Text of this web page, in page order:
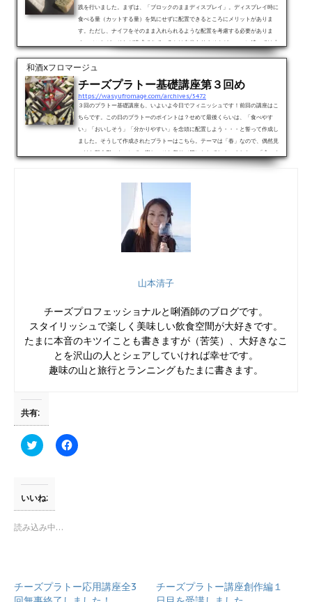
践を行いました。まずは、「ブロックのままディスプレイ」。ディスプレイ時に
食べる量（カットする量）を気にせずに配置できるところにメリットがありま
す。ただし、ナイフをそのまま入れられるような配置を考慮する必要がありま
す。（これが、それが達成できているかは自信ありませんが。。。）続いては少
量をカットしたものを盛り付けるディスプレイ。これは「こんな方法あったのか
ー」と、目から鱗。↑は先生のデモンストレーションより（笑）。こちらは私...
和酒xフロマージュ
チーズプラトー基礎講座第３回め
https://wasyufromage.com/archives/5472
３回のプラトー基礎講座も、いよいよ今日でフィニッシュです！前回の講座はこ
ちらです。この日のプラトーのポイントは？せめて最後くらいは、「食べやす
い」「おいしそう」「分かりやすい」を念頭に配置しよう・・・と誓って作成し
ました。そうして作成されたプラトーはこちら。テーマは「春」なので、偶然見
つけた雛人形マカロンで、楽しいひな祭り（笑）としてしまいました。 「食べや
すい」「分かりやすい」・・・どこがだよ（苦笑）。 同じチーズ同士で揃えて配
山本清子
チーズプロフェッショナルと唎酒師のブログです。
スタイリッシュで楽しく美味しい飲食空間が大好きです。
たまに本音のキツイことも書きますが（苦笑）、大好きなこ
とを沢山の人とシェアしていければ幸せです。
趣味の山と旅行とランニングもたまに書きます。
共有:
ク
リ
て
T
t
t
(
新
F
a
リ
ッ
いいね:
読み込み中…
チーズプラトー応用講座全3
チーズプラトー講座創作編１